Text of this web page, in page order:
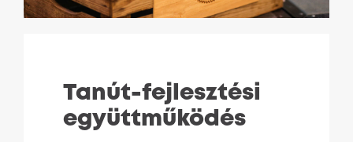
Tanút-fejlesztési
együttműködés